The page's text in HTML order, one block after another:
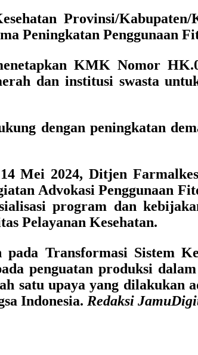
Provinsi/
Peningkatan Penggunaan
KMK Nomor
dan institusi swasta
dengan peningkatan
Mei 2024, Ditjen
Advokasi Penggunaan
program dan
Pelayanan Kesehatan.
Transformasi Sistem
penguatan produksi
satu upaya yang dilakukan
Indonesia. Redaksi